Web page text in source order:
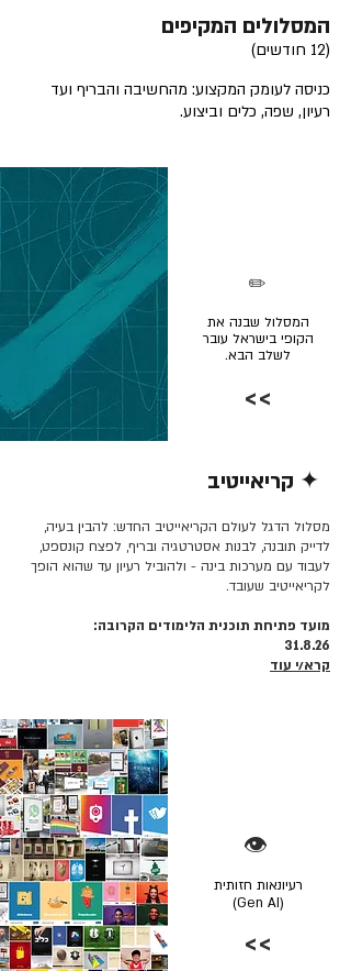
המסלולים המקיפים
(12 חודשים)
כניסה לעומק המקצוע: מהחשיבה והבריף ועד
רעיון, שפה, כלים וביצוע.
המסלול שבנה את
הקופי בישראל עובר
לשלב הבא.
✏️
>>
✦ קריאייטיב
מסלול הדגל לעולם הקריאייטיב החדש: להבין בעיה,
לדייק תובנה, לבנות אסטרטגיה ובריף, לפצח קונספט,
לעבוד עם מערכות בינה - ולהוביל רעיון עד שהוא הופך
לקריאייטיב שעובד.
מועד פתיחת תוכנית הלימודים הקרובה:
31.8.26
קרא/י עוד
👁️
רעיונאות חזותית
(Gen AI)
>>